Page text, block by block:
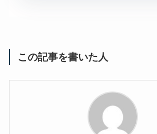
この記事を書いた人